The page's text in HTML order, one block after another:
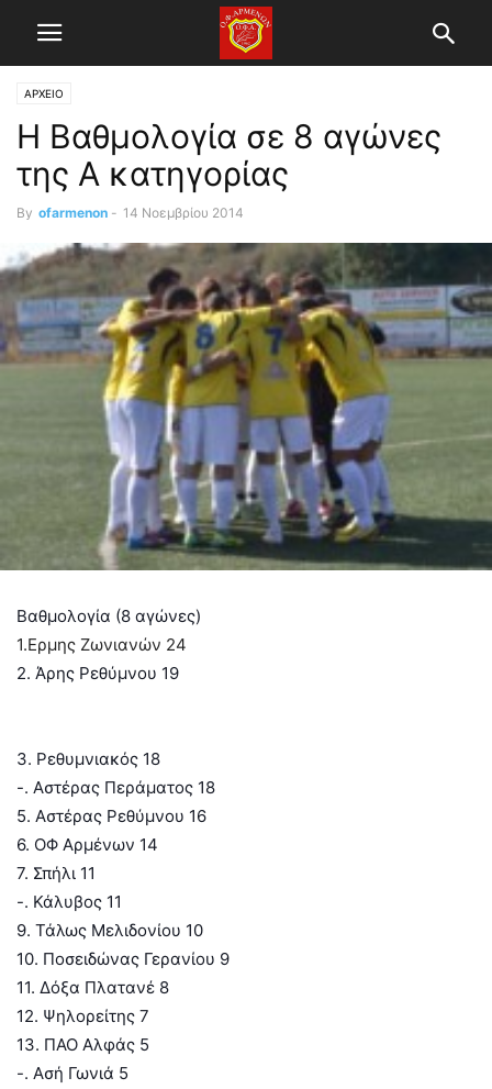
ΑΡΧΕΙΟ
Η Βαθμολογία σε 8 αγώνες
της Α κατηγορίας
By ofarmenon - 14 Νοεμβρίου 2014
Βαθμολογία (8 αγώνες)
1.Ερμης Ζωνιανών 24
2. Άρης Ρεθύμνου 19
3. Ρεθυμνιακός 18
-. Αστέρας Περάματος 18
5. Αστέρας Ρεθύμνου 16
6. ΟΦ Αρμένων 14
7. Σπήλι 11
-. Κάλυβος 11
9. Τάλως Μελιδονίου 10
10. Ποσειδώνας Γερανίου 9
11. Δόξα Πλατανέ 8
12. Ψηλορείτης 7
13. ΠΑΟ Αλφάς 5
-. Ασή Γωνιά 5